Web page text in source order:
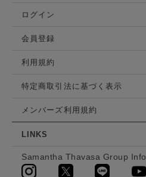
ログイン
会員登録
利用規約
特定商取引法に基づく表示
メンバーズ利用規約
LINKS
Samantha Thavasa Group Info.